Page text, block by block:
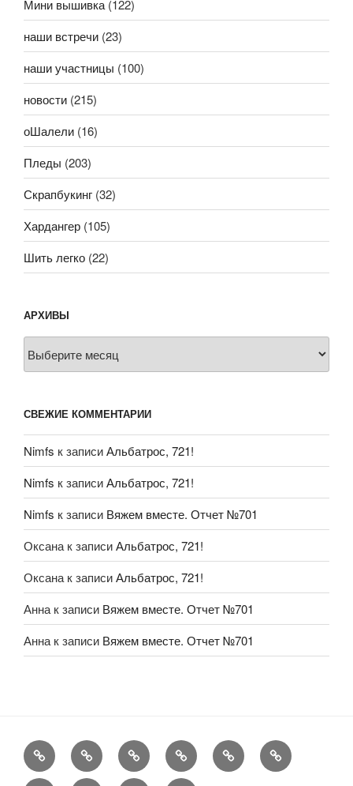
Мини вышивка (122)
наши встречи (23)
наши участницы (100)
новости (215)
оШалели (16)
Пледы (203)
Скрапбукинг (32)
Хардангер (105)
Шить легко (22)
АРХИВЫ
СВЕЖИЕ КОММЕНТАРИИ
Nimfs к записиАльбатрос, 721!
Nimfs к записиАльбатрос, 721!
Nimfs к записи Вяжем вместе. Отчет №701
Оксана к записиАльбатрос, 721!
Оксана к записиАльбатрос, 721!
Анна к записи Вяжем вместе. Отчет №701
Анна к записи Вяжем вместе. Отчет №701
FAQ Рукоделие
А
еще
Мы КонкурсыОбменник